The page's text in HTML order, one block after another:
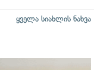
ყველა სიახლის ნახვა